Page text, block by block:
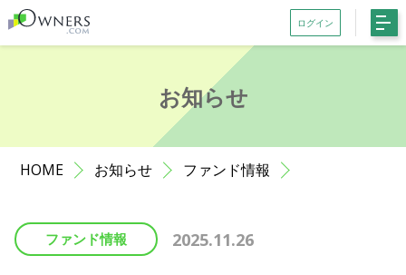
ログイン
会員登録がお済みでない方はこちら
お知らせ
サポート
お知らせ
HOME お知らせ ファンド情報
ファンド情報 2025.11.26